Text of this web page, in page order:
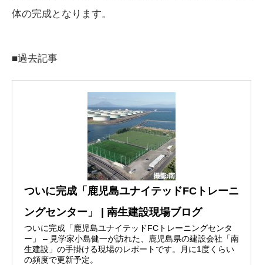
体の完成となります。
■過去記事
ついに完成「鹿児島ユナイテッドFCトレーニ
ングセンター」 | 南生建設現場ブログ
ついに完成「鹿児島ユナイテッドFCトレーニングセンタ
ー」 – 見学家小島健一が訪れた、鹿児島県の建設会社「南
生建設」の手掛ける現場のレポートです。月に1度くらい
の頻度で更新予定。